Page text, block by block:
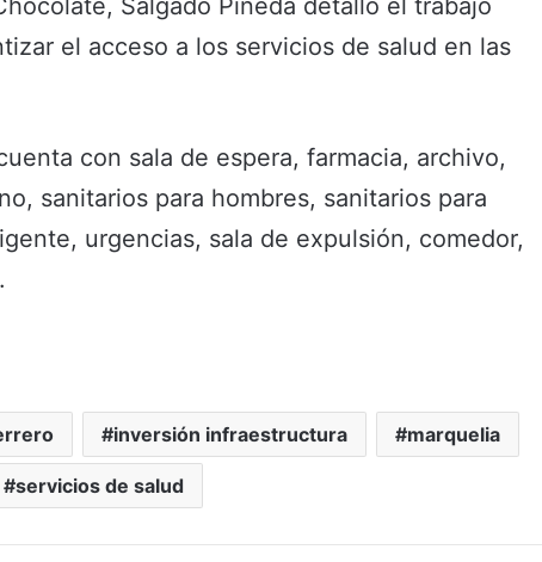
Salgado Pineda detalló el trabajo
el acceso a los servicios de salud en las
con sala de espera, farmacia, archivo,
sanitarios para hombres, sanitarios para
urgencias, sala de expulsión, comedor,
inversión infraestructura marquelia
servicios de salud